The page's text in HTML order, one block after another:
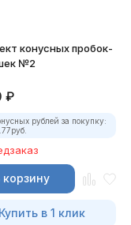
конусных пробок-
№2
₽
рублей за покупку:
руб.
корзину
Купить в 1 клик